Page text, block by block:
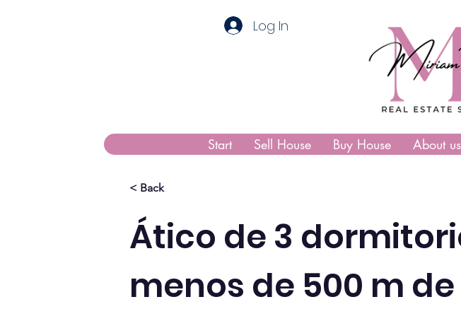
Start Sell House Buy House About us
Log In
< Back
Ático de 3
menos de 500 m